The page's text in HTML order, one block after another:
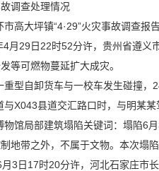
调查处理情况
高大坪镇“4·29”火灾事故调查
月29日22时52分许，贵州省遵义
等可燃物蔓延扩大成灾。
重型自卸货车与一校车发生碰撞
与X043县道交汇路口时，与明某
物馆局部建筑塌陷关键词：塌陷6
地带之外，不属于文物。本次塌
3日17时20分许，河北石家庄市